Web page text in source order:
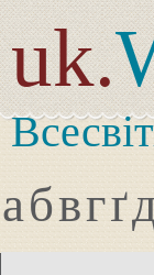
uk.
абвгґ